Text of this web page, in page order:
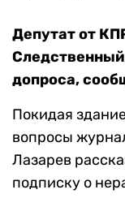
Депутат от
допроса,
Покидая
вопросы
Лазарев
подписку о